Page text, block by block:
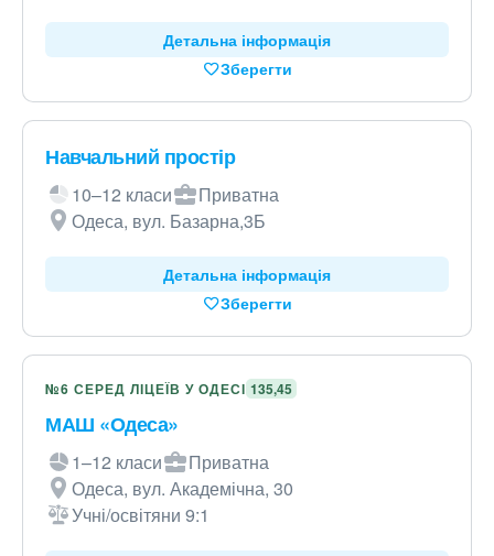
Детальна інформація
Зберегти
Навчальний простір
10–12 класи
Приватна
Одеса, вул. Базарна,3Б
Детальна інформація
Зберегти
№6 СЕРЕД ЛІЦЕЇВ У ОДЕСІ 135,45
МАШ «Одеса»
1–12 класи
Приватна
Одеса, вул. Академічна, 30
Учні/освітяни 9:1